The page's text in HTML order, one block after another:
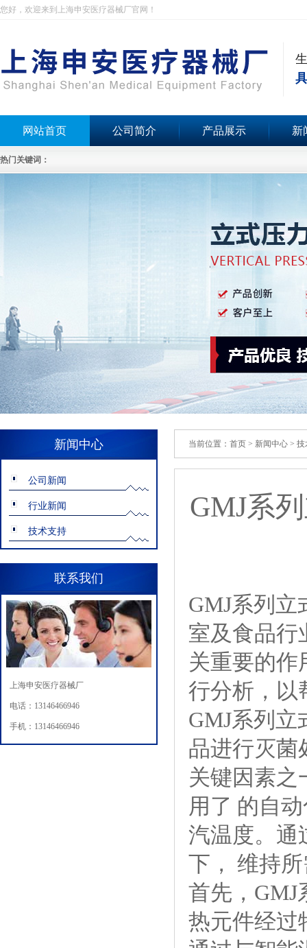
您好，欢迎来到上海申安医疗器械厂官网！
网站首页 公司简介 产品展示 新
热门关键词：
新闻中心
公司新闻
行业新闻
技术支持
联系我们
上海申安医疗器械厂
电话：13146466946
手机：13146466946
当前位置： 首页 > 新闻中心 > 技
GMJ系
GMJ系列
室及食品行
关重要的作
行分析，以
GMJ系列
品进行灭菌
关键因素之
用了 的自
汽温度。通
下， 维持
首先，GMJ
热元件经过